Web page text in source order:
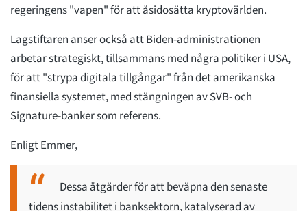
regeringens "vapen" för att åsidosätta kryptovärlden.
Lagstiftaren anser också att Biden-administrationen
arbetar strategiskt, tillsammans med några politiker i USA,
för att "strypa digitala tillgångar" från det amerikanska
finansiella systemet, med stängningen av SVB- och
Signature-banker som referens.
Enligt Emmer,
Dessa åtgärder för att beväpna den senaste
tidens instabilitet i banksektorn, katalyserad av